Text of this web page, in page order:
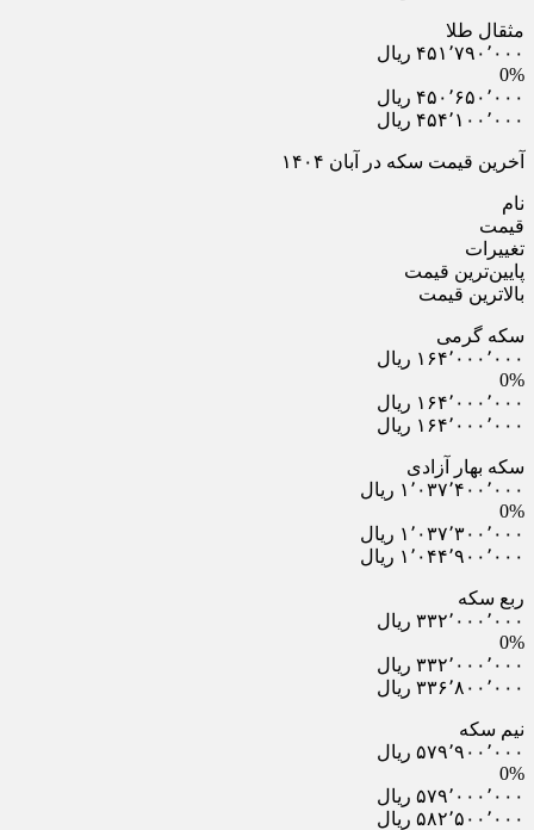
مثقال طلا
۴۵۱٬۷۹۰٬۰۰۰ ریال
0%
۴۵۰٬۶۵۰٬۰۰۰ ریال
۴۵۴٬۱۰۰٬۰۰۰ ریال
آخرین قیمت سکه در آبان ۱۴۰۴
نام
قیمت
تغییرات
پایین‌ترین قیمت
بالاترین قیمت
سکه گرمی
۱۶۴٬۰۰۰٬۰۰۰ ریال
0%
۱۶۴٬۰۰۰٬۰۰۰ ریال
۱۶۴٬۰۰۰٬۰۰۰ ریال
سکه بهار آزادی
۱٬۰۳۷٬۴۰۰٬۰۰۰ ریال
0%
۱٬۰۳۷٬۳۰۰٬۰۰۰ ریال
۱٬۰۴۴٬۹۰۰٬۰۰۰ ریال
ربع سکه
۳۳۲٬۰۰۰٬۰۰۰ ریال
0%
۳۳۲٬۰۰۰٬۰۰۰ ریال
۳۳۶٬۸۰۰٬۰۰۰ ریال
نیم سکه
۵۷۹٬۹۰۰٬۰۰۰ ریال
0%
۵۷۹٬۰۰۰٬۰۰۰ ریال
۵۸۲٬۵۰۰٬۰۰۰ ریال